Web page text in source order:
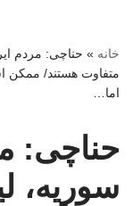
خانه » حناچی: مردم
متفاوت هستند/ ممکن
اما…
حناچی:
سوریه،